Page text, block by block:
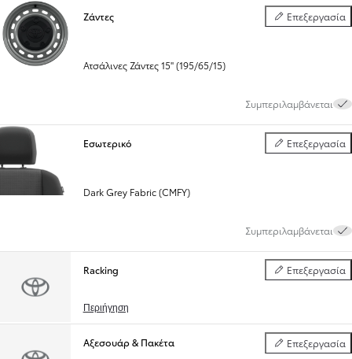
Ζάντες Επεξεργασία
Ζάντες
Ατσάλινες Ζάντες 15'' (195/65/15)
Συμπεριλαμβάνεται
Εσωτερικό Επεξεργασία
Εσωτερικό
Dark Grey Fabric (CMFY)
Συμπεριλαμβάνεται
Racking Επεξεργασία
Racking
Περιήγηση
Αξεσουάρ & Πακέτα Επεξεργασία
Αξεσουάρ &